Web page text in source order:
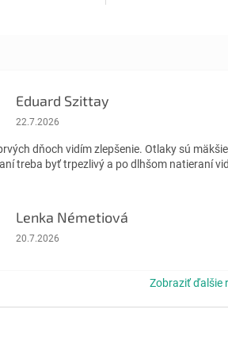
Eduard Szittay
Hodnotenie obchodu je 5 z 5 hviezdičiek.
22.7.2026
dňoch vidím zlepšenie. Otlaky sú
treba byť trpezlivý a po dlhšom natieraní
Lenka Németiová
Hodnotenie obchodu je 5 z 5 hviezdičiek.
20.7.2026
Zobraziť ďalšie